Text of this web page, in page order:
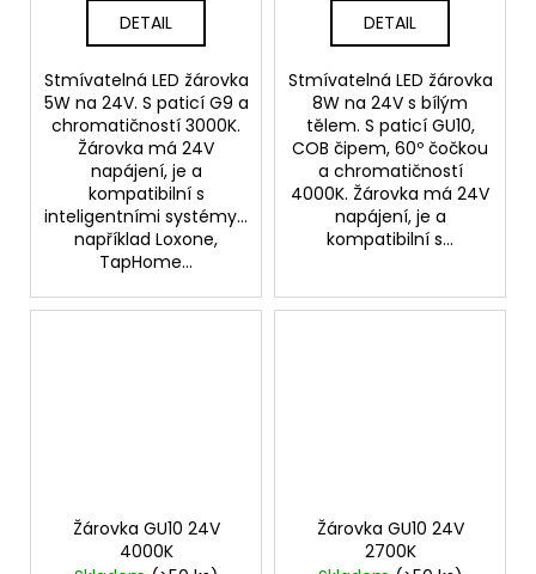
DETAIL
Stmívatelná LED žárovka
5W na 24V. S paticí G9 a
chromatičností 3000K.
Žárovka má 24V
napájení, je a
kompatibilní s
inteligentními systémy...
například Loxone,
TapHome...
DETAIL
Stmívatelná LED žárovka
8W na 24V s bílým
tělem. S paticí GU10,
COB čipem, 60º čočkou
a chromatičností
4000K. Žárovka má 24V
napájení, je a
kompatibilní s...
Žárovka GU10 24V
4000K
Žárovka GU10 24V
2700K